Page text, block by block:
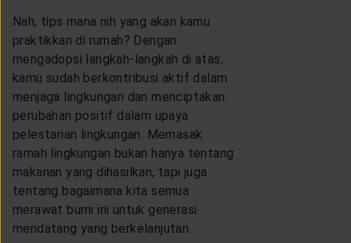
Nah, tips mana nih yang akan kamu
praktikkan di rumah? Dengan
mengadopsi langkah-langkah di atas,
kamu sudah berkontribusi aktif dalam
menjaga lingkungan dan menciptakan
perubahan positif dalam upaya
pelestarian lingkungan. Memasak
ramah lingkungan bukan hanya tentang
makanan yang dihasilkan, tapi juga
tentang bagaimana kita semua
merawat bumi ini untuk generasi
mendatang yang berkelanjutan.